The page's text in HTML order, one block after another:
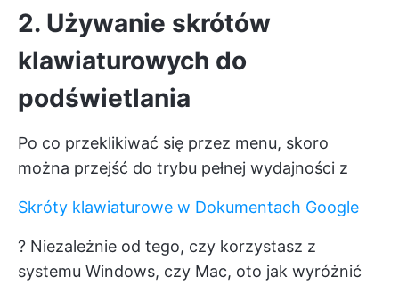
2. Używanie skrótów
klawiaturowych do
podświetlania
Po co przeklikiwać się przez menu, skoro
można przejść do trybu pełnej wydajności z
Skróty klawiaturowe w Dokumentach Google
? Niezależnie od tego, czy korzystasz z
systemu Windows, czy Mac, oto jak wyróżnić